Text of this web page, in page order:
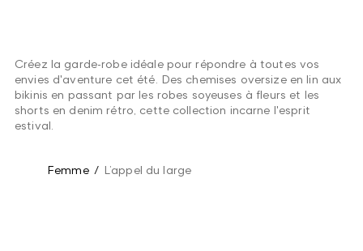
Créez la garde-robe idéale pour répondre à toutes vos
envies d'aventure cet été. Des chemises oversize en lin aux
bikinis en passant par les robes soyeuses à fleurs et les
shorts en denim rétro, cette collection incarne l'esprit
estival.
Femme / L’appel du large